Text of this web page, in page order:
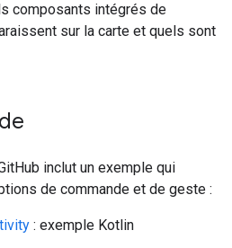
composants intégrés de
sur la carte et quels sont
inclut un exemple qui
de commande et de geste :
: exemple Kotlin